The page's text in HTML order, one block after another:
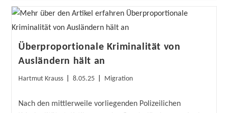
Überproportionale Kriminalität von
Ausländern hält an
Beitrags-
Hartmut Krauss
Beitrag
8.05.25
Beitrags-
Migration
Nach den mittlerweile vorliegenden Polizeilichen